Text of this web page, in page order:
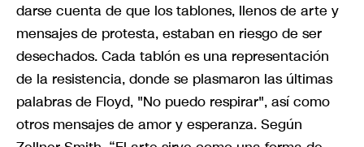
darse cuenta de que los tablones, llenos de arte y
mensajes de protesta, estaban en riesgo de ser
desechados. Cada tablón es una representación
de la resistencia, donde se plasmaron las últimas
palabras de Floyd, "No puedo respirar", así como
otros mensajes de amor y esperanza. Según